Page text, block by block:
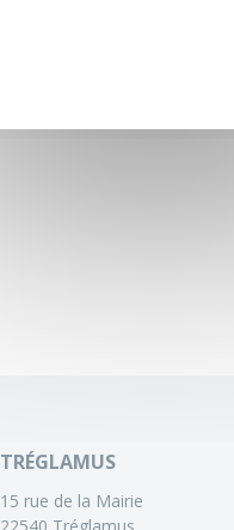
TRÉGLAMUS
15 rue de la Mairie